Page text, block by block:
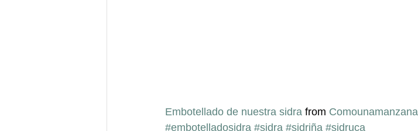
Embotellado de nuestra sidra from Comounamanzana
#embotelladosidra #sidra #sidriña #sidruca